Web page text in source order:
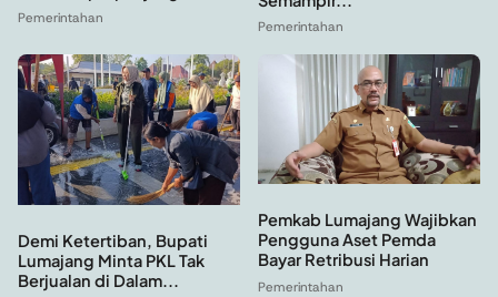
Pemerintahan Pemerintahan
Demi Ketertiban, Bupati
Lumajang Minta PKL Tak
Berjualan di Dalam...
Pemkab Lumajang Wajibkan
Pengguna Aset Pemda
Bayar Retribusi Harian
Pemerintahan